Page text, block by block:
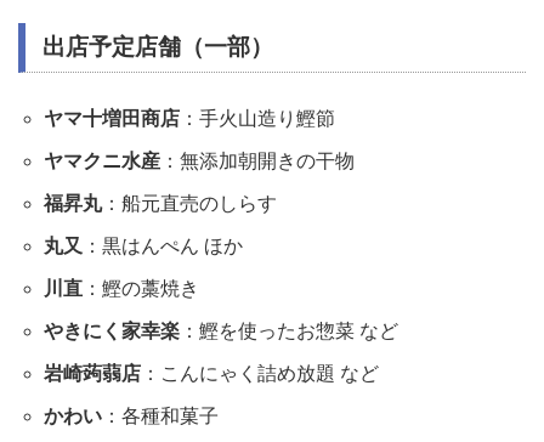
出店予定店舗（一部）
ヤマ十増田商店：手火山造り鰹節
ヤマクニ水産：無添加朝開きの干物
福昇丸：船元直売のしらす
丸又 ：黒はんぺん ほか
川直：鰹の藁焼き
やきにく家幸楽：鰹を使ったお惣菜 など
岩崎蒟蒻店：こんにゃく詰め放題 など
かわい：各種和菓子